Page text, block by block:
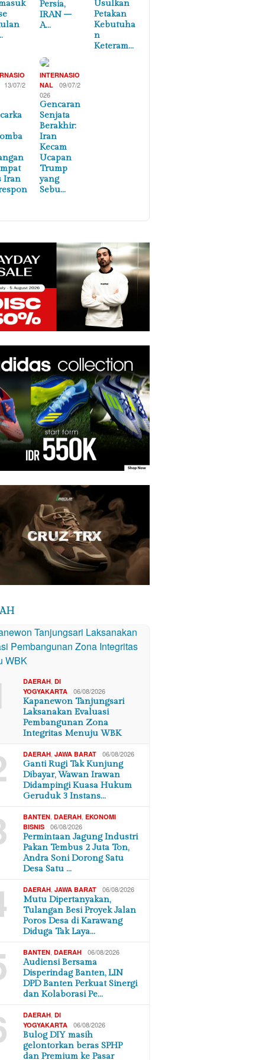
Persia,
IRAN –
A…
Usulkan
Petakan
Kebutuha
n
Keteram…
13/07/2
Iran
INTERNASIO
NAL
09/07/2
026
Gencaran
Senjata
Berakhir:
Iran
Kecam
Ucapan
Trump
yang
Sebu…
DAERAH ,DI
YOGYAKARTA
06/08/2026
Kapanewon Tanjungsari
Laksanakan Evaluasi
Pembangunan Zona
Integritas Menuju WBK
DAERAH ,JAWA BARAT 06/08/2026
Ganti Rugi Tak Kunjung
Dibayar, Wawan Irawan
Didampingi Kuasa Hukum
Geruduk 3 Instans…
BANTEN ,DAERAH ,EKONOMI
BISNIS
06/08/2026
Permintaan Jagung Industri
Pakan Tembus 2 Juta Ton,
Andra Soni Dorong Satu
Desa Satu …
DAERAH ,JAWA BARAT 06/08/2026
Mutu Dipertanyakan,
Tulangan Besi Proyek Jalan
Poros Desa di Karawang
Diduga Tak Laya…
BANTEN ,DAERAH 06/08/2026
Audiensi Bersama
Disperindag Banten, LIN
DPD Banten Perkuat Sinergi
dan Kolaborasi Pe…
DAERAH ,DI
YOGYAKARTA
06/08/2026
Bulog DIY masih
gelontorkan beras SPHP
dan Premium ke Pasar